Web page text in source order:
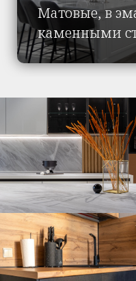
Матовые, в
каменными